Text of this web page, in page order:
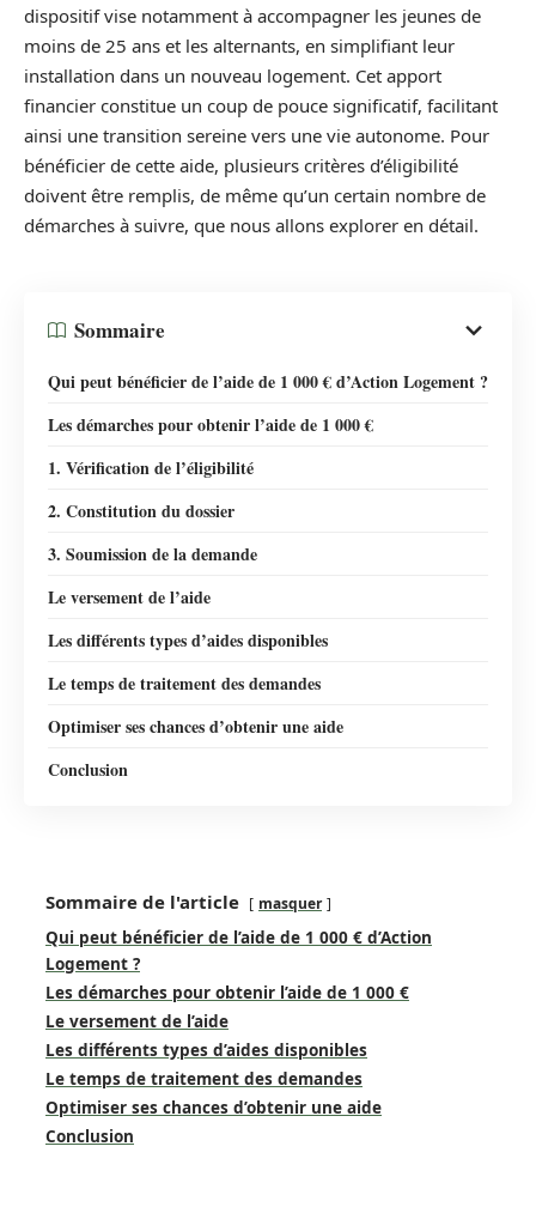
dispositif vise notamment à accompagner les jeunes de
moins de 25 ans et les alternants, en simplifiant leur
installation dans un nouveau logement. Cet apport
financier constitue un coup de pouce significatif, facilitant
ainsi une transition sereine vers une vie autonome. Pour
bénéficier de cette aide, plusieurs critères d’éligibilité
doivent être remplis, de même qu’un certain nombre de
démarches à suivre, que nous allons explorer en détail.
Sommaire
Qui peut bénéficier de l’aide de 1 000 € d’Action Logement ?
Les démarches pour obtenir l’aide de 1 000 €
1. Vérification de l’éligibilité
2. Constitution du dossier
3. Soumission de la demande
Le versement de l’aide
Les différents types d’aides disponibles
Le temps de traitement des demandes
Optimiser ses chances d’obtenir une aide
Conclusion
Sommaire de l'article masquer
Qui peut bénéficier de l’aide de 1 000 € d’Action
Logement ?
Les démarches pour obtenir l’aide de 1 000 €
Le versement de l’aide
Les différents types d’aides disponibles
Le temps de traitement des demandes
Optimiser ses chances d’obtenir une aide
Conclusion